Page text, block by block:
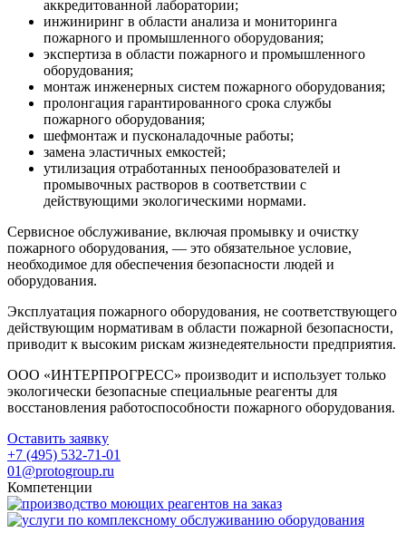
аккредитованной лаборатории;
инжиниринг в области анализа и мониторинга
пожарного и промышленного оборудования;
экспертиза в области пожарного и промышленного
оборудования;
монтаж инженерных систем пожарного оборудования;
пролонгация гарантированного срока службы
пожарного оборудования;
шефмонтаж и пусконаладочные работы;
замена эластичных емкостей;
утилизация отработанных пенообразователей и
промывочных растворов в соответствии с
действующими экологическими нормами.
Сервисное обслуживание, включая промывку и очистку
пожарного оборудования, — это обязательное условие,
необходимое для обеспечения безопасности людей и
оборудования.
Эксплуатация пожарного оборудования, не соответствующего
действующим нормативам в области пожарной безопасности,
приводит к высоким рискам жизнедеятельности предприятия.
ООО «ИНТЕРПРОГРЕСС» производит и использует только
экологически безопасные специальные реагенты для
восстановления работоспособности пожарного оборудования.
Оставить заявку
+7 (495) 532-71-01
01@protogroup.ru
Компетенции